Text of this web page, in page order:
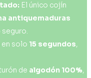
El único cojín
antiquemaduras
en solo 15 segundos,
de algodón 100%,